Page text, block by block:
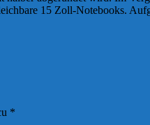
15 Zoll-Notebooks.
*